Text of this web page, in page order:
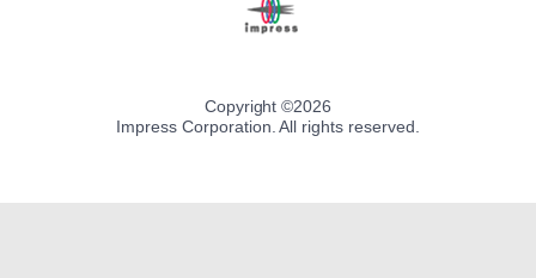
Copyright ©2026
Impress Corporation. All rights reserved.